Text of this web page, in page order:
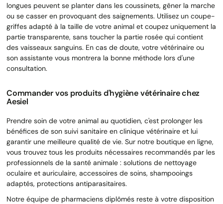
longues peuvent se planter dans les coussinets, gêner la marche
ou se casser en provoquant des saignements. Utilisez un coupe-
griffes adapté à la taille de votre animal et coupez uniquement la
partie transparente, sans toucher la partie rosée qui contient
des vaisseaux sanguins. En cas de doute, votre vétérinaire ou
son assistante vous montrera la bonne méthode lors d'une
consultation.
Commander vos produits d'hygiène vétérinaire chez
Aesiel
Prendre soin de votre animal au quotidien, c'est prolonger les
bénéfices de son suivi sanitaire en clinique vétérinaire et lui
garantir une meilleure qualité de vie. Sur notre boutique en ligne,
vous trouvez tous les produits nécessaires recommandés par les
professionnels de la santé animale : solutions de nettoyage
oculaire et auriculaire, accessoires de soins, shampooings
adaptés, protections antiparasitaires.
Notre équipe de pharmaciens diplômés reste à votre disposition